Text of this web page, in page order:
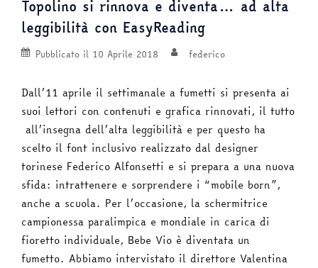
Topolino si rinnova e diventa… ad alta
leggibilità con EasyReading
Pubblicato il 10 Aprile 2018 federico
Dall’11 aprile il settimanale a fumetti si presenta ai
suoi lettori con contenuti e grafica rinnovati, il tutto
all’insegna dell’alta leggibilità e per questo ha
scelto il font inclusivo realizzato dal designer
torinese Federico Alfonsetti e si prepara a una nuova
sfida: intrattenere e sorprendere i “mobile born”,
anche a scuola. Per l’occasione, la schermitrice
campionessa paralimpica e mondiale in carica di
fioretto individuale, Bebe Vio è diventata un
fumetto. Abbiamo intervistato il direttore Valentina